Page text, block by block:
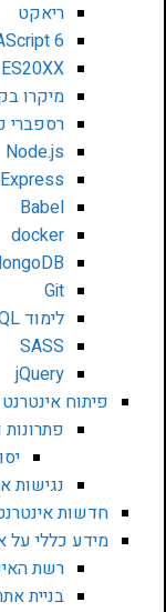
ריאקט
6
ES20XX
מיקרו
רספברי
Node.js
Express
Babel
docker
Git
לימוד MySQL
SASS
jQuery
פיתוח אינטרנט
נגישות
חדשות
מידע כללי על
רשת
בניית